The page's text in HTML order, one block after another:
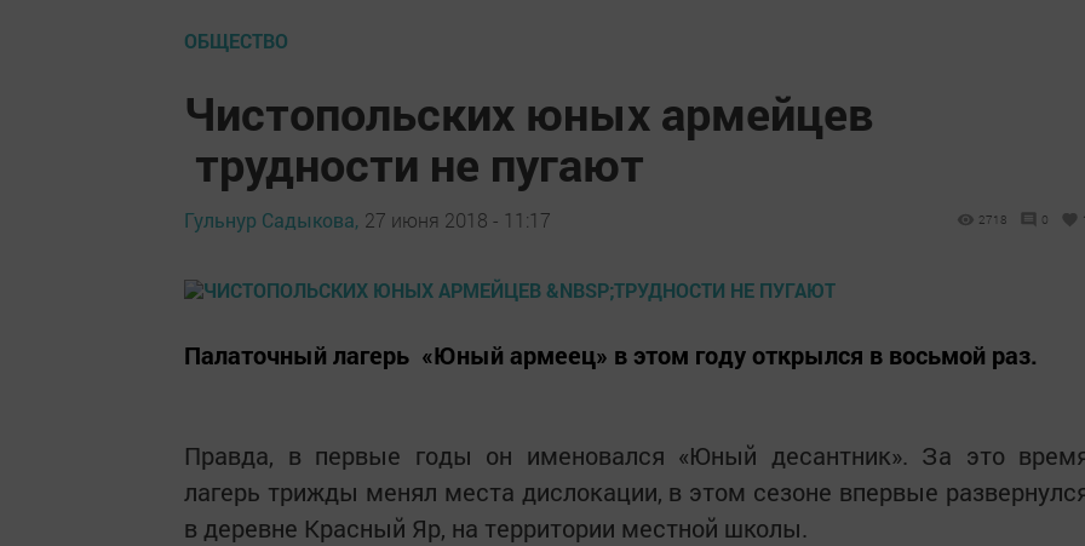
ОБЩЕСТВО
Чистопольских юных армейцев
трудности не пугают
Гульнур Садыкова, 27 июня 2018 - 11:17 2718 0
Палаточный лагерь «Юный армеец» в этом году открылся в восьмой раз.
Правда, в первые годы он именовался «Юный десантник». За это
лагерь трижды менял места дислокации, в этом сезоне впервые
в деревне Красный Яр, на территории местной школы.